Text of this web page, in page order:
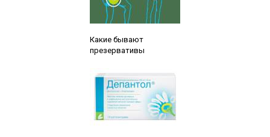
Какие бывают
презервативы